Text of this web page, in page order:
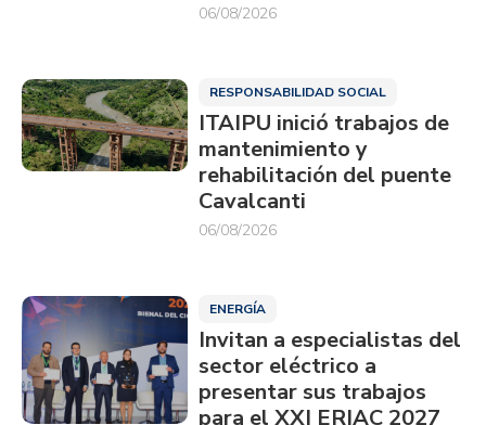
06/08/2026
RESPONSABILIDAD SOCIAL
ITAIPU inició trabajos de
mantenimiento y
rehabilitación del puente
Cavalcanti
06/08/2026
ENERGÍA
Invitan a especialistas del
sector eléctrico a
presentar sus trabajos
para el XXI ERIAC 2027